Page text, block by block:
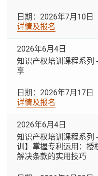
日期：2026年7月10日
详情及报名
2026年6月4日
知识产权培训课程系列
享
日期：2026年7月17日
详情及报名
2026年6月4日
知识产权培训课程系列
训】掌握专利运用：授
解决条款的实用技巧